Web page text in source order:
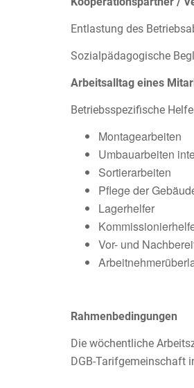
Entlastung des
Sozialpädagogische
Arbeitsalltag eines
Betriebsspezifische
Montagearbeiten
Umbauarbeiten
Sortierarbeiten
Pflege der
Lagerhelfer
Vor- und
Rahmenbedingungen
Die wöchentliche
DGB-Tarifgemeinschaft